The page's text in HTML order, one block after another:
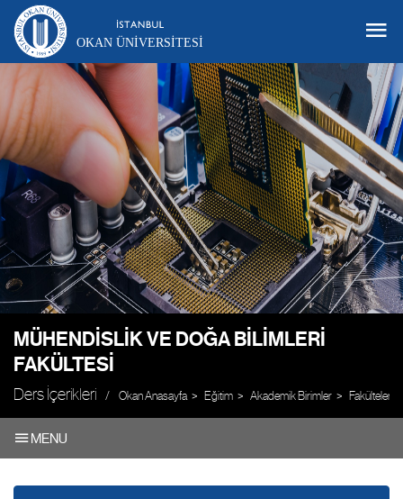
OKAN ÜNIVERSITESI
MÜHENDISLIK VE DOĞA BILIMLERI
FAKÜLTESI
Ders İçerikleri Okan Anasayfa Eğitim Akademik Birimler Fakülteler
MENU